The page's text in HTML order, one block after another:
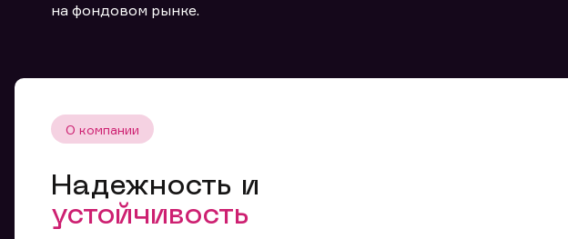
на фондовом рынке.
О компании
Надежность и
устойчивость